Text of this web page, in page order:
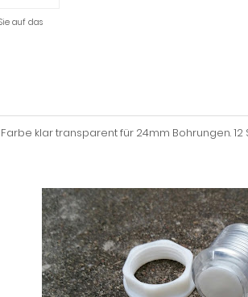
auf das
klar transparent für 24mm Bohrungen.